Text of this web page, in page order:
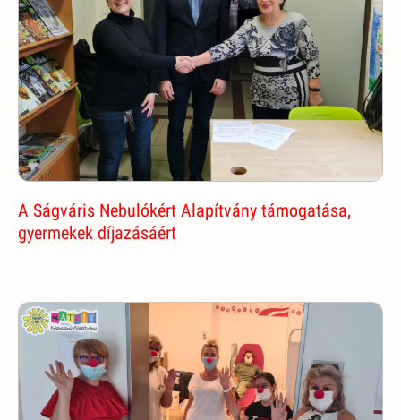
A Ságváris Nebulókért Alapítvány támogatása,
gyermekek díjazásáért